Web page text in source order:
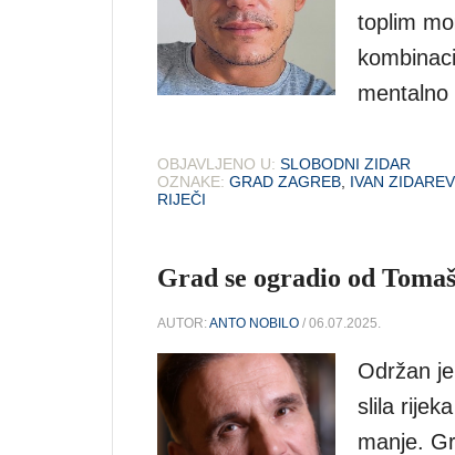
toplim
OBJAVLJENO U: SLOBODNI ZIDAR
OZNAKE: GRAD ZAGREB IVAN
RIJEČI
Grad se ogradio od
AUTOR:ANTO NOBILO / 06.07.2025.
Održan
slila
manje.